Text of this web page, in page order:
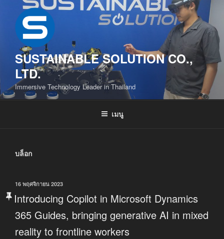
บทความ
SUSTAINABLE SOLUTION CO.,
LTD.
Immersive Technology Leader in Thailand
เมนู
บล็อก
เขียน
ที่
16 พฤศจิกายน 2023
Introducing Copilot in Microsoft Dynamics
365 Guides, bringing generative AI in mixed
reality to frontline workers